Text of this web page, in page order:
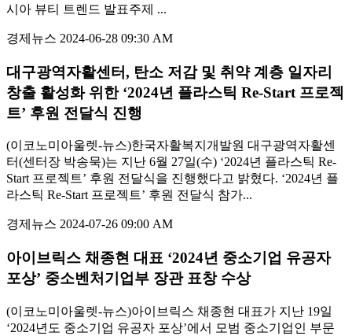
시아 뷰티 트렌드 발표주제 ...
경제뉴스 2024-06-28 09:30 AM
대구광역자활센터, 탄소 저감 및 취약 계층 일자리
창출 활성화 위한 ‘2024년 플라스틱 Re-Start 프로젝
트’ 후원 전달식 진행
(이코노미아울렛-뉴스)한국자활복지개발원 대구광역자활센
터(센터장 박송묵)는 지난 6월 27일(수) ‘2024년 플라스틱 Re-
Start 프로젝트’ 후원 전달식을 진행했다고 밝혔다. ‘2024년 플
라스틱 Re-Start 프로젝트’ 후원 전달식 참가...
경제뉴스 2024-07-26 09:00 AM
아이브릭스 채종현 대표 ‘2024년 중소기업 유공자
포상’ 중소벤처기업부 장관 표창 수상
(이코노미아울렛-뉴스)아이브릭스 채종현 대표가 지난 19일
‘2024년도 중소기업 유공자 포상’에서 모범 중소기업인 부문